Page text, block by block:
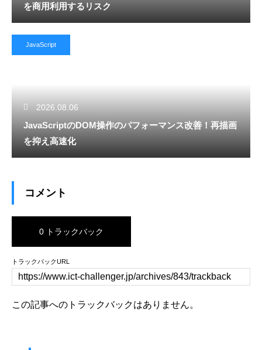
を商用利用するリスク
JavaScript
2026.08.06
JavaScriptのDOM操作のパフォーマンス改善！再描画
を抑え高速化
コメント
0 トラックバック
トラックバックURL
この記事へのトラックバックはありません。